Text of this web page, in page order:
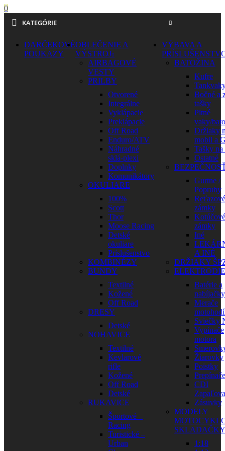
0
KATEGÓRIE
DARČEKOVÉ
POUKAZY
OBLEČENIE A
VÝSTROJ
AIRBAGOVÉ
VESTY
PRILBY
Otvorené
Integrálne
Vyklápacie
Preklápacie
Off Road
Enduro/ATV
Náhradné
sklá-plexi
Doplnky
Komunikátory
OKULIARE
100%
Scott
Thor
Moose Racing
Detské
okuliare
Príslušenstvo
KOMBINÉZY
BUNDY
Textilné
Kožené
Off Road
DRESY
Detské
NOHAVICE
Textilné
Kevlarové
rifle
Kožené
Off Road
Detské
RUKAVICE
Športové –
Racing
Turistické –
Urban
VÝBAVA A
BATOŽINA
Kufre
Bočné a
tašky
Pitné
vaky/
Držiaky
mobil a
Tašky na
Ostatné
Gurtne /
Popruhy
Reťazové
zámky
Kotúčové
zámky
Iné
A INÉ
DRŽIAKY
Batérie a
nabíjačky
Merače
Sviečky
Vypínače
motora
Žiarovky
Poistky
Prepínače
CDI
Zásuvky
MODELY
SKLADAČKY
1:18